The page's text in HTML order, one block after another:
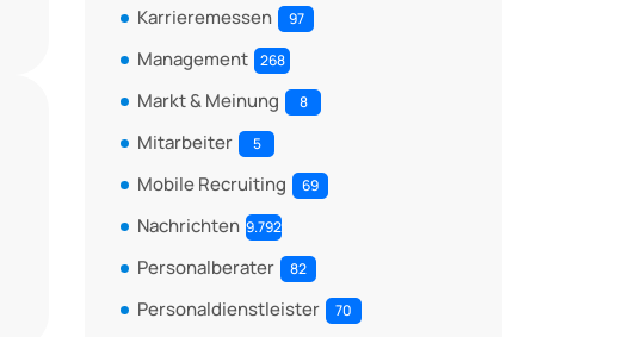
Karrieremessen 97
Management 268
Markt & Meinung 8
Mitarbeiter 5
Mobile Recruiting 69
Nachrichten 9.792
Personalberater 82
Personaldienstleister 70